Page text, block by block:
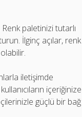
paletinizi tutarlı
İlginç açılar, renk
iletişimde
içeriğinize
güçlü bir bağ